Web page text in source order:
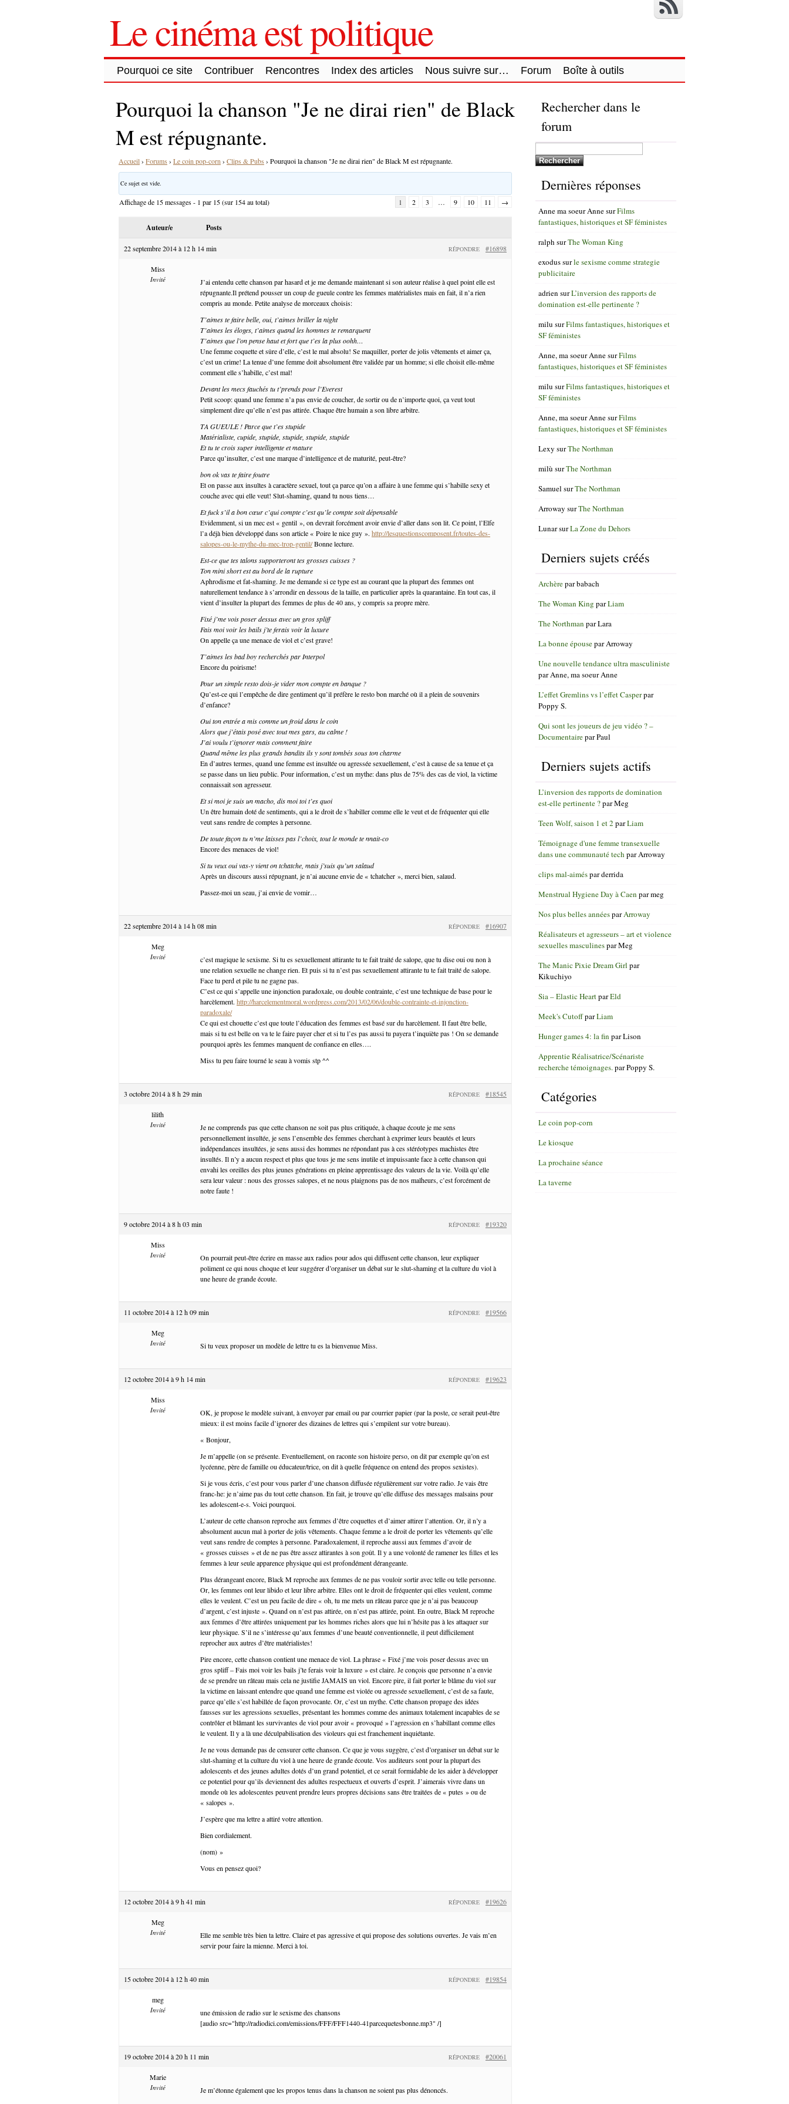
Le cinéma est politique
Pourquoi ce site Contribuer Rencontres Index des articles Nous suivre sur… Forum Boîte à outils
Pourquoi la chanson "Je ne dirai rien" de Black
M est répugnante.
Accueil› Forums › Le coin pop-corn › Clips & Pubs › Pourquoi la chanson "Je ne dirai rien" de Black M est répugnante.
Ce sujet est vide.
Affichage de 15 messages - 1 par 15 (sur 154 au total) 1 2 3 … 9 10 11 →
Auteur/e Posts
22 septembre 2014 à 12 h 14 min #16898
RÉPONDRE
Miss
Invité
J’ai entendu cette chanson par hasard et je me demande maintenant si son auteur réalise à quel point elle est
répugnante.Il prétend pousser un coup de gueule contre les femmes matérialistes mais en fait, il n’a rien
compris au monde. Petite analyse de morceaux choisis:
T’aimes te faire belle, oui, t’aimes briller la night
T’aimes les éloges, t’aimes quand les hommes te remarquent
T’aimes que l’on pense haut et fort que t’es la plus oohh…
Une femme coquette et sûre d’elle, c’est le mal absolu! Se maquiller, porter de jolis vêtements et aimer ça,
c’est un crime! La tenue d’une femme doit absolument être validée par un homme; si elle choisit elle-même
comment elle s’habille, c’est mal!
Devant les mecs fauchés tu t’prends pour l’Everest
Petit scoop: quand une femme n’a pas envie de coucher, de sortir ou de n’importe quoi, ça veut tout
simplement dire qu’elle n’est pas attirée. Chaque être humain a son libre arbitre.
TA GUEULE ! Parce que t’es stupide
Matérialiste, cupide, stupide, stupide, stupide, stupide
Et tu te crois super intelligente et mature
Parce qu’insulter, c’est une marque d’intelligence et de maturité, peut-être?
bon ok vas te faire foutre
Et on passe aux insultes à caractère sexuel, tout ça parce qu’on a affaire à une femme qui s’habille sexy et
couche avec qui elle veut! Slut-shaming, quand tu nous tiens…
Et fuck s’il a bon cœur c’qui compte c’est qu’le compte soit dépensable
Evidemment, si un mec est « gentil », on devrait forcément avoir envie d’aller dans son lit. Ce point, l’Elfe
l’a déjà bien développé dans son article « Poire le nice guy ». http://lesquestionscomposent.fr/toutes-des-
salopes-ou-le-mythe-du-mec-trop-gentil/Bonne lecture.
Est-ce que tes talons supporteront tes grosses cuisses ?
Ton mini short est au bord de la rupture
Aphrodisme et fat-shaming. Je me demande si ce type est au courant que la plupart des femmes ont
naturellement tendance à s’arrondir en dessous de la taille, en particulier après la quarantaine. En tout cas, il
vient d’insulter la plupart des femmes de plus de 40 ans, y compris sa propre mère.
Fixé j’me vois poser dessus avec un gros spliff
Fais moi voir les bails j’te ferais voir la luxure
On appelle ça une menace de viol et c’est grave!
T’aimes les bad boy recherchés par Interpol
Encore du poirisme!
Pour un simple resto dois-je vider mon compte en banque ?
Qu’est-ce qui l’empêche de dire gentiment qu’il préfère le resto bon marché où il a plein de souvenirs
d’enfance?
Oui ton entrée a mis comme un froid dans le coin
Alors que j’étais posé avec tout mes gars, au calme !
J’ai voulu t’ignorer mais comment faire
Quand même les plus grands bandits ils y sont tombés sous ton charme
En d’autres termes, quand une femme est insultée ou agressée sexuellement, c’est à cause de sa tenue et ça
se passe dans un lieu public. Pour information, c’est un mythe: dans plus de 75% des cas de viol, la victime
connaissait son agresseur.
Et si moi je suis un macho, dis moi toi t’es quoi
Un être humain doté de sentiments, qui a le droit de s’habiller comme elle le veut et de fréquenter qui elle
veut sans rendre de comptes à personne.
De toute façon tu n’me laisses pas l’choix, tout le monde te nnait-co
Encore des menaces de viol!
Si tu veux oui vas-y vient on tchatche, mais j’suis qu’un salaud
Après un discours aussi répugnant, je n’ai aucune envie de « tchatcher », merci bien, salaud.
Passez-moi un seau, j’ai envie de vomir…
22 septembre 2014 à 14 h 08 min #16907
RÉPONDRE
Meg
Invité
c’est magique le sexisme. Si tu es sexuellement attirante tu te fait traité de salope, que tu dise oui ou non à
une relation sexuelle ne change rien. Et puis si tu n’est pas sexuellement attirante tu te fait traité de salope.
Face tu perd et pile tu ne gagne pas.
C’est ce qui s’appelle une injonction paradoxale, ou double contrainte, c’est une technique de base pour le
harcèlement. http://harcelementmoral.wordpress.com/2013/02/06/double-contrainte-et-injonction-
paradoxale/
Ce qui est chouette c’est que toute l’éducation des femmes est basé sur du harcèlement. Il faut être belle,
mais si tu est belle on va te le faire payer cher et si tu l’es pas aussi tu payera t’inquiète pas ! On se demande
pourquoi après les femmes manquent de confiance en elles….
Miss tu peu faire tourné le seau à vomis stp ^^
3 octobre 2014 à 8 h 29 min #18545
RÉPONDRE
lilith
Invité
Je ne comprends pas que cette chanson ne soit pas plus critiquée, à chaque écoute je me sens
personnellement insultée, je sens l’ensemble des femmes cherchant à exprimer leurs beautés et leurs
indépendances insultées, je sens aussi des hommes ne répondant pas à ces stéréotypes machistes être
insultés. Il n’y a aucun respect et plus que tous je me sens inutile et impuissante face à cette chanson qui
envahi les oreilles des plus jeunes générations en pleine apprentissage des valeurs de la vie. Voilà qu’elle
sera leur valeur : nous des grosses salopes, et ne nous plaignons pas de nos malheurs, c’est forcément de
notre faute !
9 octobre 2014 à 8 h 03 min #19320
RÉPONDRE
Miss
Invité
On pourrait peut-être écrire en masse aux radios pour ados qui diffusent cette chanson, leur expliquer
poliment ce qui nous choque et leur suggérer d’organiser un débat sur le slut-shaming et la culture du viol à
une heure de grande écoute.
11 octobre 2014 à 12 h 09 min #19566
RÉPONDRE
Meg
Invité Si tu veux proposer un modèle de lettre tu es la bienvenue Miss.
12 octobre 2014 à 9 h 14 min #19623
RÉPONDRE
Miss
Invité
OK, je propose le modèle suivant, à envoyer par email ou par courrier papier (par la poste, ce serait peut-être
mieux: il est moins facile d’ignorer des dizaines de lettres qui s’empilent sur votre bureau).
« Bonjour,
Je m’appelle (on se présente. Eventuellement, on raconte son histoire perso, on dit par exemple qu’on est
lycéenne, père de famille ou éducateur/trice, on dit à quelle fréquence on entend des propos sexistes).
Si je vous écris, c’est pour vous parler d’une chanson diffusée régulièrement sur votre radio. Je vais être
franc-he: je n’aime pas du tout cette chanson. En fait, je trouve qu’elle diffuse des messages malsains pour
les adolescent-e-s. Voici pourquoi.
L’auteur de cette chanson reproche aux femmes d’être coquettes et d’aimer attirer l’attention. Or, il n’y a
absolument aucun mal à porter de jolis vêtements. Chaque femme a le droit de porter les vêtements qu’elle
veut sans rendre de comptes à personne. Paradoxalement, il reproche aussi aux femmes d’avoir de
« grosses cuisses » et de ne pas être assez attirantes à son goût. Il y a une volonté de ramener les filles et les
femmes à leur seule apparence physique qui est profondément dérangeante.
Plus dérangeant encore, Black M reproche aux femmes de ne pas vouloir sortir avec telle ou telle personne.
Or, les femmes ont leur libido et leur libre arbitre. Elles ont le droit de fréquenter qui elles veulent, comme
elles le veulent. C’est un peu facile de dire « oh, tu me mets un râteau parce que je n’ai pas beaucoup
d’argent, c’est injuste ». Quand on n’est pas attirée, on n’est pas attirée, point. En outre, Black M reproche
aux femmes d’être attirées uniquement par les hommes riches alors que lui n’hésite pas à les attaquer sur
leur physique. S’il ne s’intéresse qu’aux femmes d’une beauté conventionnelle, il peut difficilement
reprocher aux autres d’être matérialistes!
Pire encore, cette chanson contient une menace de viol. La phrase « Fixé j’me vois poser dessus avec un
gros spliff – Fais moi voir les bails j’te ferais voir la luxure » est claire. Je conçois que personne n’a envie
de se prendre un râteau mais cela ne justifie JAMAIS un viol. Encore pire, il fait porter le blâme du viol sur
la victime en laissant entendre que quand une femme est violée ou agressée sexuellement, c’est de sa faute,
parce qu’elle s’est habillée de façon provocante. Or, c’est un mythe. Cette chanson propage des idées
fausses sur les agressions sexuelles, présentant les hommes comme des animaux totalement incapables de se
contrôler et blâmant les survivantes de viol pour avoir « provoqué » l’agression en s’habillant comme elles
le veulent. Il y a là une déculpabilisation des violeurs qui est franchement inquiétante.
Je ne vous demande pas de censurer cette chanson. Ce que je vous suggère, c’est d’organiser un débat sur le
slut-shaming et la culture du viol à une heure de grande écoute. Vos auditeurs sont pour la plupart des
adolescents et des jeunes adultes dotés d’un grand potentiel, et ce serait formidable de les aider à développer
ce potentiel pour qu’ils deviennent des adultes respectueux et ouverts d’esprit. J’aimerais vivre dans un
monde où les adolescentes peuvent prendre leurs propres décisions sans être traitées de « putes » ou de
« salopes ».
J’espère que ma lettre a attiré votre attention.
Bien cordialement.
(nom) »
Vous en pensez quoi?
12 octobre 2014 à 9 h 41 min #19626
RÉPONDRE
Meg
Invité
Elle me semble très bien ta lettre. Claire et pas agressive et qui propose des solutions ouvertes. Je vais m’en
servir pour faire la mienne. Merci à toi.
15 octobre 2014 à 12 h 40 min #19854
RÉPONDRE
meg
Invité
une émission de radio sur le sexisme des chansons
[audio src="http://radiodici.com/emissions/FFF/FFF1440-41parcequetesbonne.mp3" /]
19 octobre 2014 à 20 h 11 min #20061
RÉPONDRE
Marie
Invité
Je m’étonne également que les propos tenus dans la chanson ne soient pas plus dénoncés.
Rechercher dans le
forum
Dernières réponses
Anne ma soeur AnnesurFilms
fantastiques, historiques et SF féministes
ralph surThe Woman King
exodussurle sexisme comme strategie
publicitaire
adrien surL’inversion des rapports de
domination est-elle pertinente ?
milu surFilms fantastiques, historiques et
SF féministes
Anne, ma soeur AnnesurFilms
fantastiques, historiques et SF féministes
milu surFilms fantastiques, historiques et
SF féministes
Anne, ma soeur AnnesurFilms
fantastiques, historiques et SF féministes
Lexy surThe Northman
milù surThe Northman
Samuel surThe Northman
Arroway surThe Northman
LunarsurLa Zone du Dehors
Derniers sujets créés
Archèreparbabach
The Woman King parLiam
The Northman parLara
La bonne épouseparArroway
Une nouvelle tendance ultra masculiniste
parAnne, ma soeur Anne
L’effet Gremlins vs l’effet Casperpar
Poppy S.
Qui sont les joueurs de jeu vidéo ? –
DocumentaireparPaul
Derniers sujets actifs
L’inversion des rapports de domination
est-elle pertinente ?parMeg
Teen Wolf, saison 1 et 2 parLiam
Témoignage d'une femme transexuelle
dans une communauté tech parArroway
clips mal-aimésparderrida
Menstrual Hygiene Day à Caen parmeg
Nos plus belles annéesparArroway
Réalisateurs et agresseurs – art et violence
sexuelles masculinesparMeg
The Manic Pixie Dream Girl par
Kikuchiyo
Sia – Elastic HeartparEld
Meek's CutoffparLiam
Hunger games 4: la fin parLison
Apprentie Réalisatrice/Scénariste
recherche témoignages. parPoppy S.
Catégories
Le coin pop-corn
Le kiosque
La prochaine séance
La taverne